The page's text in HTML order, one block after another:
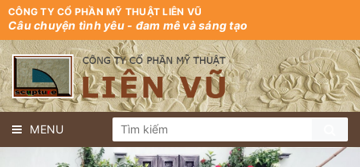
CÔNG TY CỔ PHẦN MỸ THUẬT LIÊN VŨ
Câu chuyện tình yêu - đam mê và sáng tạo
MENU